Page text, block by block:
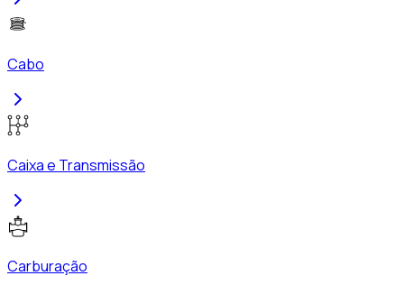
Cabo
Caixa e Transmissão
Carburação